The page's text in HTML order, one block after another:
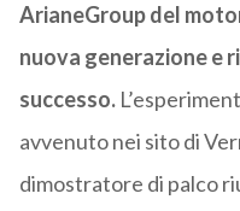
ArianeGroup del
nuova generazione e
successo.
avvenuto nei sito di
dimostratore di palco